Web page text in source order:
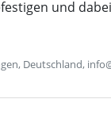
und
Deutschland,